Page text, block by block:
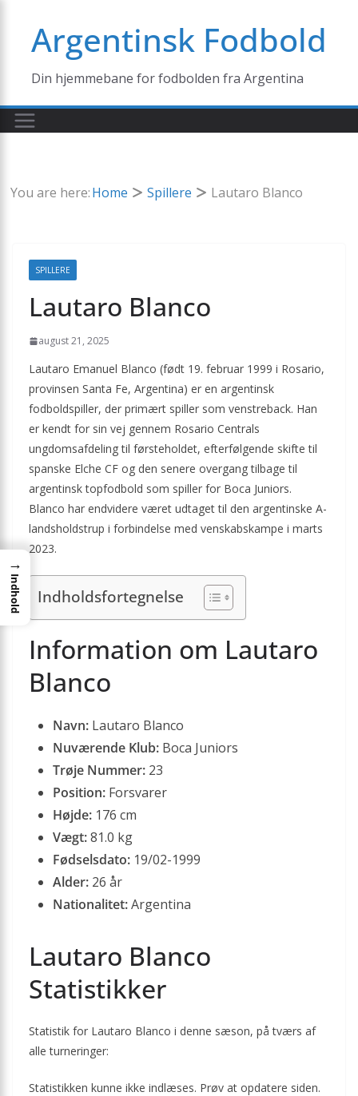
contentArgentinsk Fodbold
Din hjemmebane for fodbolden fra Argentina
You are here:Home Spillere Lautaro Blanco
SPILLERE
Lautaro Blanco
august 21, 2025
Lautaro Emanuel Blanco (født 19. februar 1999 i Rosario,
provinsen Santa Fe, Argentina) er en argentinsk
fodboldspiller, der primært spiller som venstreback. Han
er kendt for sin vej gennem Rosario Centrals
ungdomsafdeling til førsteholdet, efterfølgende skifte til
spanske Elche CF og den senere overgang tilbage til
argentinsk topfodbold som spiller for Boca Juniors.
Blanco har endvidere været udtaget til den argentinske A-
landsholdstrup i forbindelse med venskabskampe i marts
2023.
Indholdsfortegnelse
Information om Lautaro
Blanco
Navn: Lautaro Blanco
Nuværende Klub: Boca Juniors
Trøje Nummer: 23
Position: Forsvarer
Højde: 176 cm
Vægt:81.0 kg
Fødselsdato: 19/02-1999
Alder: 26 år
Nationalitet:Argentina
Lautaro Blanco
Statistikker
Statistik for Lautaro Blanco i denne sæson, på tværs af
alle turneringer:
Statistikken kunne ikke indlæses. Prøv at opdatere siden.
→
Indhold